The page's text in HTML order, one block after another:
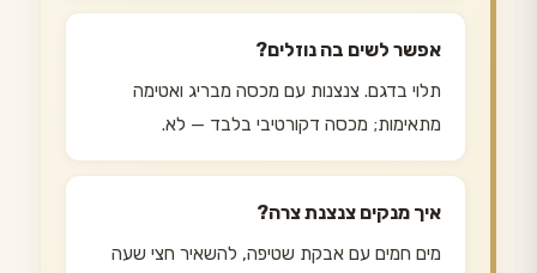
אפשר לשים בה נוזלים?
תלוי בדגם. צנצנות עם מכסה מבריג ואטימה
מתאימות; מכסה דקורטיבי בלבד — לא.
איך מנקים צנצנת צרה?
מים חמים עם אבקת שטיפה, להשאיר חצי שעה